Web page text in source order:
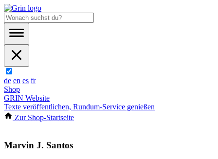
de en es fr
Shop
GRIN Website
Texte veröffentlichen, Rundum-Service genießen
Zur Shop-Startseite
Marvin J. Santos